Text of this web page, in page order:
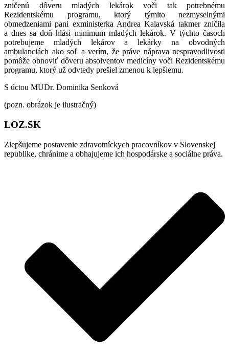
zničenú dôveru mladých lekárok voči tak potrebnému
Rezidentskému programu, ktorý týmito nezmyselnými
obmedzeniami pani exministerka Andrea Kalavská takmer zničila
a dnes sa doň hlási minimum mladých lekárok. V týchto časoch
potrebujeme mladých lekárov a lekárky na obvodných
ambulanciách ako soľ a verím, že práve náprava nespravodlivosti
pomôže obnoviť dôveru absolventov medicíny voči Rezidentskému
programu, ktorý už odvtedy prešiel zmenou k lepšiemu.
S úctou MUDr. Dominika Senková
(pozn. obrázok je ilustračný)
LOZ.SK
Zlepšujeme postavenie zdravotníckych pracovníkov v Slovenskej
republike, chránime a obhajujeme ich hospodárske a sociálne práva.